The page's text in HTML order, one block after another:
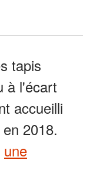
tapis
à l'écart
accueilli
2018.
une